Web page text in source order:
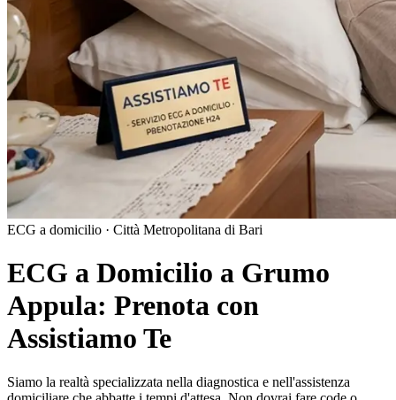
ECG a domicilio · Città Metropolitana di Bari
ECG a Domicilio a Grumo
Appula: Prenota con
Assistiamo Te
Siamo la realtà specializzata nella diagnostica e nell'assistenza